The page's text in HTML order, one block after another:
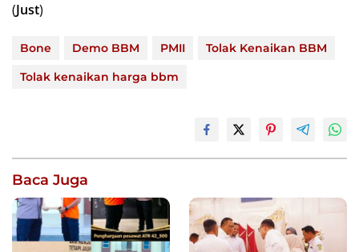
(Just)
Bone Demo BBM PMII
Tolak Kenaikan BBM
Tolak kenaikan harga bbm
Baca Juga